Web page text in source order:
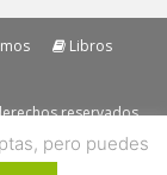
Libros
reservados.
métodos son
de
pero puedes